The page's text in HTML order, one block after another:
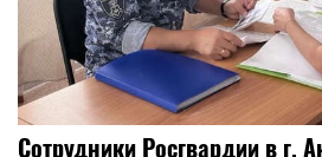
Сотрудники Росгвардии в г.